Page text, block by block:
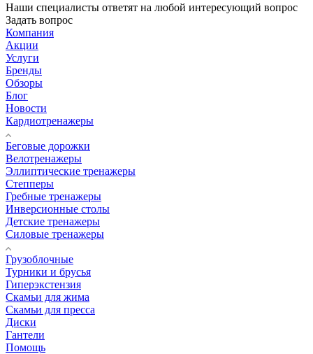
Наши специалисты ответят на любой интересующий вопрос
Задать вопрос
Компания
Акции
Услуги
Бренды
Обзоры
Блог
Новости
Кардиотренажеры
Беговые дорожки
Велотренажеры
Эллиптические тренажеры
Степперы
Гребные тренажеры
Инверсионные столы
Детские тренажеры
Силовые тренажеры
Грузоблочные
Турники и брусья
Гиперэкстензия
Скамьи для жима
Скамьи для пресса
Диски
Гантели
Помощь